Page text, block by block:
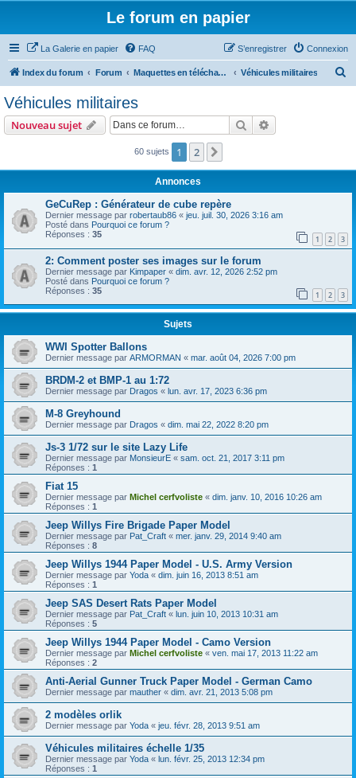
Le forum en papier
La Galerie en papier FAQ Connexion
S’enregistrer
Index du forum Forum Maquettes en téléchargement Véhicules militaires
r
Véhicules militaires
Nouveau sujet Rechercher
60 sujets 1 2
Annonces
GeCuRep : Générateur de cube repère
Dernier message par robertaub86 « jeu. juil. 30, 2026 3:16 am
Posté dans Pourquoi ce forum ?
Réponses : 35 1 2 3
2: Comment poster ses images sur le forum
Dernier message par Kimpaper « dim. avr. 12, 2026 2:52 pm
Posté dans Pourquoi ce forum ?
Réponses : 35 1 2 3
Sujets
WWI Spotter Ballons
Dernier message par ARMORMAN « mar. août 04, 2026 7:00 pm
BRDM-2 et BMP-1 au 1:72
Dernier message par Dragos « lun. avr. 17, 2023 6:36 pm
M-8 Greyhound
Dernier message par Dragos « dim. mai 22, 2022 8:20 pm
Js-3 1/72 sur le site Lazy Life
Dernier message par MonsieurE « sam. oct. 21, 2017 3:11 pm
Réponses : 1
Fiat 15
Dernier message par Michel cerfvoliste « dim. janv. 10, 2016 10:26 am
Réponses : 1
Jeep Willys Fire Brigade Paper Model
Dernier message par Pat_Craft « mer. janv. 29, 2014 9:40 am
Réponses : 8
Jeep Willys 1944 Paper Model - U.S. Army Version
Dernier message par Yoda « dim. juin 16, 2013 8:51 am
Réponses : 1
Jeep SAS Desert Rats Paper Model
Dernier message par Pat_Craft « lun. juin 10, 2013 10:31 am
Réponses : 5
Jeep Willys 1944 Paper Model - Camo Version
Dernier message par Michel cerfvoliste « ven. mai 17, 2013 11:22 am
Réponses : 2
Anti-Aerial Gunner Truck Paper Model - German Camo
Dernier message par mauther « dim. avr. 21, 2013 5:08 pm
2 modèles orlik
Dernier message par Yoda « jeu. févr. 28, 2013 9:51 am
Véhicules militaires échelle 1/35
Dernier message par Yoda « lun. févr. 25, 2013 12:34 pm
Réponses : 1